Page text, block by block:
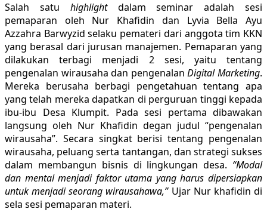
Salah satu highlightdalam seminar adalah sesi
pemaparan oleh Nur Khafidin dan Lyvia Bella Ayu
Azzahra Barwyzid selaku pemateri dari anggota tim KKN
yang berasal dari jurusan manajemen. Pemaparan yang
dilakukan terbagi menjadi 2 sesi, yaitu tentang
pengenalan wirausaha dan pengenalanDigital Marketing.
Mereka berusaha berbagi pengetahuan tentang apa
yang telah mereka dapatkan di perguruan tinggi kepada
ibu-ibu Desa Klumpit. Pada sesi pertama dibawakan
langsung oleh Nur Khafidin degan judul “pengenalan
wirausaha”. Secara singkat berisi tentang pengenalan
wirausaha, peluang serta tantangan, dan strategi sukses
dalam membangun bisnis di lingkungan desa. “Modal
dan mental menjadi faktor utama yang harus dipersiapkan
untuk menjadi seorang wirausahawa,”Ujar Nur khafidin di
sela sesi pemaparan materi.